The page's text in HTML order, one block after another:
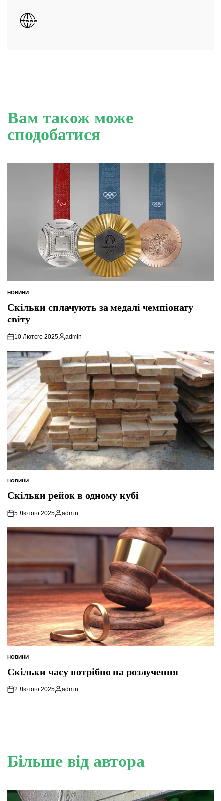
Вам також може
сподобатися
ОПУБЛІКУВАТИ
НОВИНИ
Скільки сплачують за медалі чемпіонату
світу
10 Лютого 2025
Опубліковано
admin
ОПУБЛІКУВАТИ
НОВИНИ
Скільки рейок в одному кубі
5 Лютого 2025
Опубліковано
admin
ОПУБЛІКУВАТИ
НОВИНИ
Скільки часу потрібно на розлучення
2 Лютого 2025
Опубліковано
admin
Більше від автора